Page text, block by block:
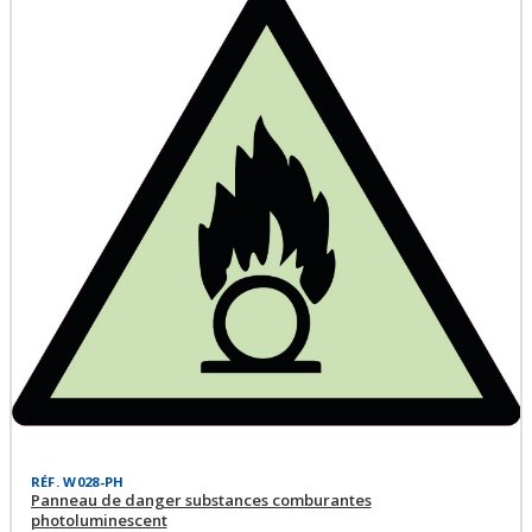
RÉF. W028-PH
Panneau de danger substances comburantes
photoluminescent